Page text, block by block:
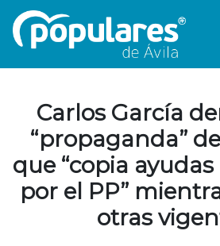
Carlos García
“propaganda”
que “copia
por el PP”
otras